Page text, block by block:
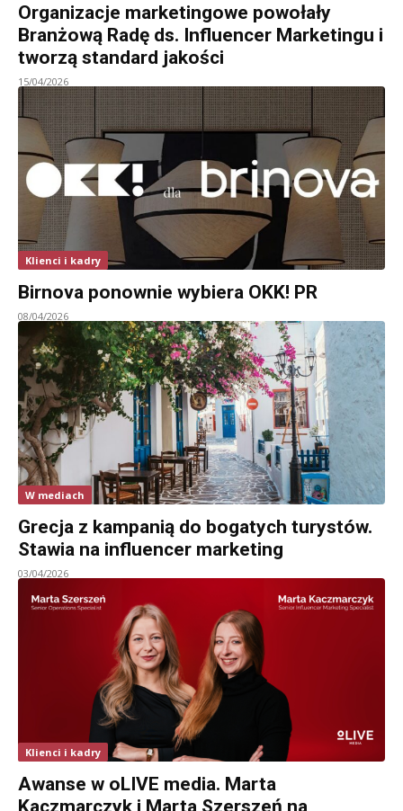
Organizacje marketingowe powołały
Branżową Radę ds. Influencer Marketingu i
tworzą standard jakości
15/04/2026
Klienci i kadry
Birnova ponownie wybiera OKK! PR
08/04/2026
W mediach
Grecja z kampanią do bogatych turystów.
Stawia na influencer marketing
03/04/2026
Klienci i kadry
Awanse w oLIVE media. Marta
Kaczmarczyk i Marta Szerszeń na